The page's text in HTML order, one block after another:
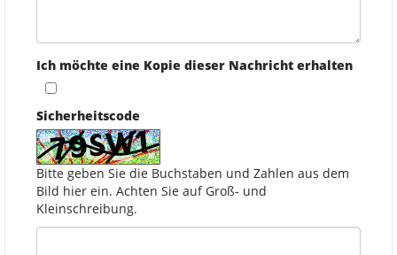
Ich möchte eine Kopie dieser Nachricht erhalten
Sicherheitscode
Bitte geben Sie die Buchstaben und Zahlen aus dem
Bild hier ein. Achten Sie auf Groß- und
Kleinschreibung.